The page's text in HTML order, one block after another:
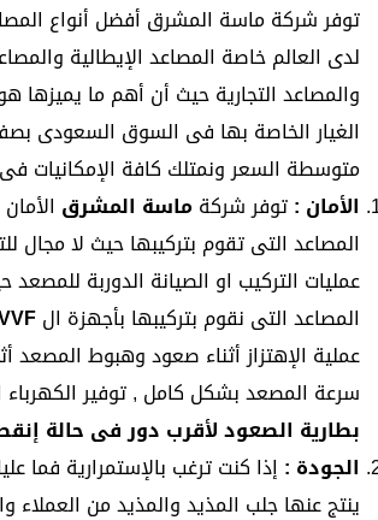
توفر شركة ماسة المشرق أفضل أنواع
لدى العالم خاصة المصاعد الإيطالية
والمصاعد التجارية حيث أن أهم ما يميزها
الغيار الخاصة بها فى السوق السعودى
متوسطة السعر ونمتلك كافة الإمكانيات
الأمان :توفر شركةماسة المشرق
المصاعد التى تقوم بتركيبها حيث لا مجال
عمليات التركيب او الصيانة الدوربة
المصاعد التى نقوم بتركيبها بأجهزة ال
عملية الإهتزاز أثناء صعود وهبوط المصعد
سرعة المصعد بشكل كامل , توفير الكهرباء
بطارية الصعود لأقرب دور فى حالة
الجودة : إذا كنت ترغب بالإستمرارية فما
ينتج عنها جلب المذيد والمذيد من العملاء